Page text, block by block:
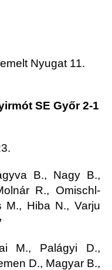
Nyugat 11.
SE Győr 2-1
B., Nagy B.,
R., Omischl-
M., Hiba N., Varju
M., Palágyi D.,
D., Magyar B.,